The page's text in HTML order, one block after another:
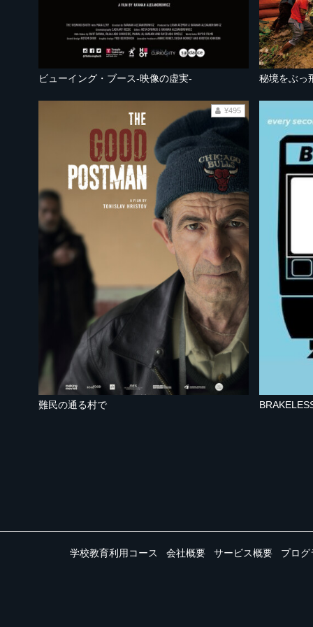
ビューイング・ブース-映像の虚実- 秘境をぶっ
難民の通る村で
¥495
学校教育利用コース 会社概要 サービス概要 プログ